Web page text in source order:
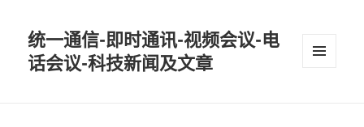
统一通信-即时通讯-视频会议-电
话会议-科技新闻及文章